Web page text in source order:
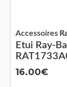
Etui Ray-
Accessoires
16.00